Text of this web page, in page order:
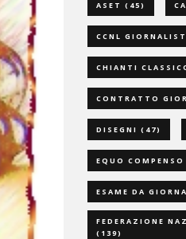
ASET (45)
CCNL
CHIANTI
CONTRATTO
DISEGNI (47)
EQUO COMPENSO
ESAME DA
FEDERAZIONE
(139)